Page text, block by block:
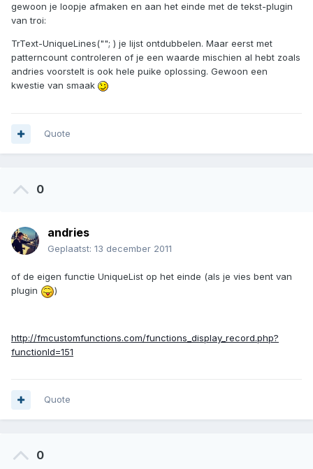
gewoon je loopje afmaken en aan het einde met de tekst-plugin
van troi:
TrText-UniqueLines(""; ) je lijst ontdubbelen. Maar eerst met
patterncount controleren of je een waarde mischien al hebt zoals
andries voorstelt is ook hele puike oplossing. Gewoon een
kwestie van smaak
Quote
0
andries
Geplaatst: 13 december 2011
of de eigen functie UniqueList op het einde (als je vies bent van
plugin
)
http://fmcustomfunctions.com/functions_display_record.php?
functionId=151
Quote
0